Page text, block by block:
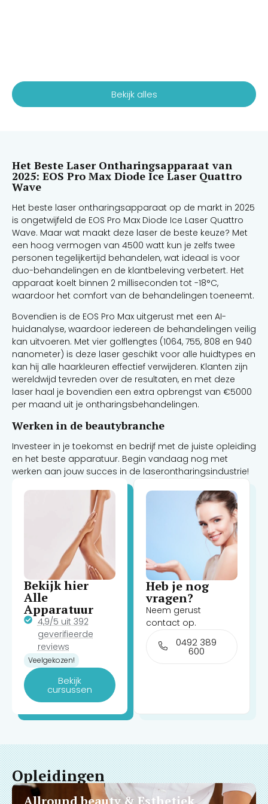
Bekijk alles
Het Beste Laser Ontharingsapparaat van
2025: EOS Pro Max Diode Ice Laser Quattro
Wave
Het beste laser ontharingsapparaat op de markt in 2025
is ongetwijfeld de EOS Pro Max Diode Ice Laser Quattro
Wave. Maar wat maakt deze laser de beste keuze? Met
een hoog vermogen van 4500 watt kun je zelfs twee
personen tegelijkertijd behandelen, wat ideaal is voor
duo-behandelingen en de klantbeleving verbetert. Het
apparaat koelt binnen 2 milliseconden tot -18°C,
waardoor het comfort van de behandelingen toeneemt.
Bovendien is de EOS Pro Max uitgerust met een AI-
huidanalyse, waardoor iedereen de behandelingen veilig
kan uitvoeren. Met vier golflengtes (1064, 755, 808 en 940
nanometer) is deze laser geschikt voor alle huidtypes en
kan hij alle haarkleuren effectief verwijderen. Klanten zijn
wereldwijd tevreden over de resultaten, en met deze
laser haal je bovendien een extra opbrengst van €5000
per maand uit je ontharingsbehandelingen.
Werken in de beautybranche
Investeer in je toekomst en bedrijf met de juiste opleiding
en het beste apparatuur. Begin vandaag nog met
werken aan jouw succes in de laserontharingsindustrie!
Bekijk hier
Alle
Apparatuur
4,9/5 uit 392
geverifieerde
reviews
Veelgekozen!
Bekijk
cursussen
Heb je nog
vragen?
Neem gerust
contact op.
0492 389
600
Opleidingen
Allround beauty & Esthetiek